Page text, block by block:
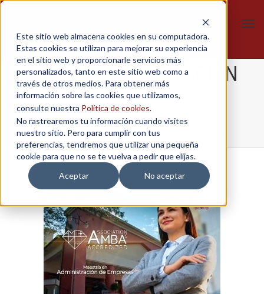
Este sitio web almacena cookies en su computadora.
Estas cookies se utilizan para mejorar su experiencia
en el sitio web y proporcionarle servicios más
personalizados, tanto en este sitio web como a
través de otros medios. Para obtener más
información sobre las cookies que utilizamos,
consulte nuestra Política de cookies.
No rastrearemos tu información cuando visites
nuestro sitio. Pero para cumplir con tus
preferencias, tendremos que utilizar una pequeña
cookie para que no se te vuelva a pedir que elijas.
Aceptar
No aceptar
16. FOTO-ACREDITACIÓN
AMBA
Home / Reacreditación AMBA / 16. FOTO-ACREDITACIÓN AMBA